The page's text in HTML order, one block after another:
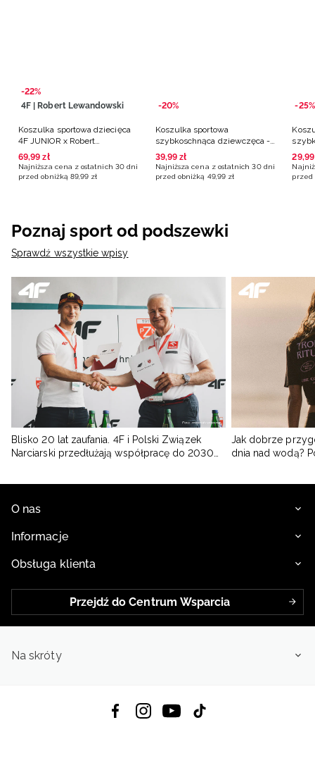
-22%
4F | Robert Lewandowski
Koszulka sportowa dziecięca
4F JUNIOR x Robert
Lewandowski - biała
69,99 zł
Najniższa cena z ostatnich 30 dni
przed obniżką 89,99 zł
-20%
Koszulka sportowa
szybkoschnąca dziewczęca -
multikolor
39,99 zł
Najniższa cena z ostatnich 30 dni
przed obniżką 49,99 zł
-25%
29,99
przed
Poznaj sport od podszewki
Sprawdź wszystkie wpisy
Blisko 20 lat zaufania. 4F i Polski Związek
Narciarski przedłużają współpracę do 2030
Jak dobrze
dnia nad wodą?
O nas
Informacje
Obsługa klienta
Przejdź do Centrum Wsparcia
Na skróty